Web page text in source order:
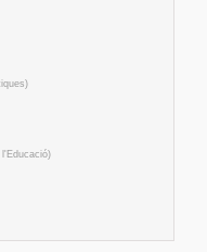
l'Educació)